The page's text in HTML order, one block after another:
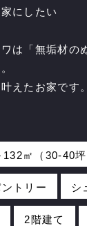
にしたい
は「無垢材
えたお家です。
㎡（30-40坪
トリー シ
2階建て